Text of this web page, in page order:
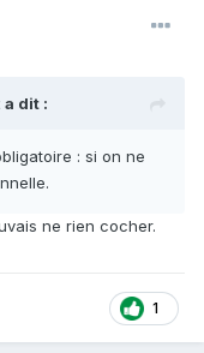
a dit :
: si on ne
ne rien cocher.
1